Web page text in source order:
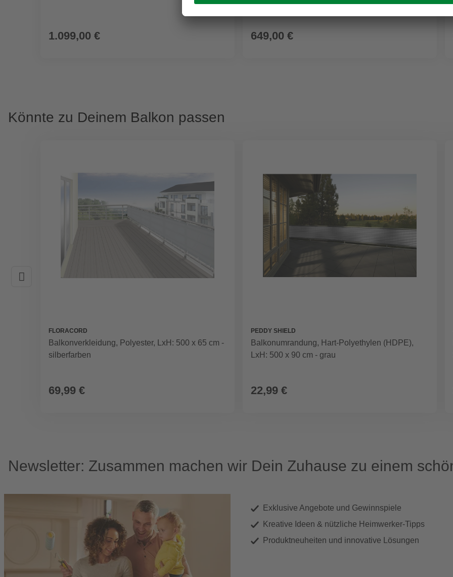
1.099,00 € 649,00 €
Könnte zu Deinem Balkon passen
FLORACORD
Balkonverkleidung, Polyester, LxH: 500 x 65 cm -
silberfarben
69,99 €
PEDDY SHIELD
Balkonumrandung, Hart-Polyethylen (HDPE),
LxH: 500 x 90 cm - grau
22,99 €
Newsletter: Zusammen machen wir Dein Zuhause zu einem
Exklusive Angebote und Gewinnspiele
Kreative Ideen & nützliche Heimwerker-Tipps
Produktneuheiten und innovative Lösungen